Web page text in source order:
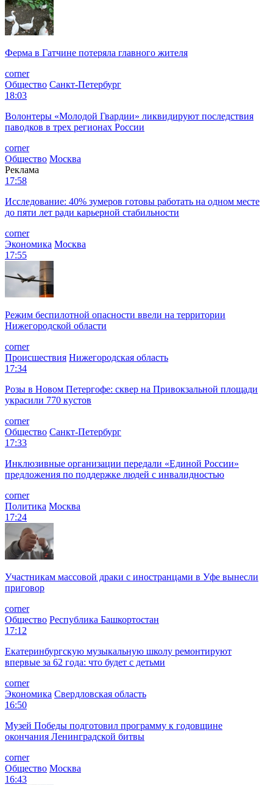
Ферма в Гатчине потеряла главного жителя
corner
Общество Санкт-Петербург
18:03
Волонтеры «Молодой Гвардии» ликвидируют последствия
паводков в трех регионах России
corner
Общество Москва
Реклама
17:58
Исследование: 40% зумеров готовы работать на одном месте
до пяти лет ради карьерной стабильности
corner
Экономика Москва
17:55
Режим беспилотной опасности ввели на территории
Нижегородской области
corner
Происшествия Нижегородская область
17:34
Розы в Новом Петергофе: сквер на Привокзальной площади
украсили 770 кустов
corner
Общество Санкт-Петербург
17:33
Инклюзивные организации передали «Единой России»
предложения по поддержке людей с инвалидностью
corner
Политика Москва
17:24
Участникам массовой драки с иностранцами в Уфе вынесли
приговор
corner
Общество Республика Башкортостан
17:12
Екатеринбургскую музыкальную школу ремонтируют
впервые за 62 года: что будет с детьми
corner
Экономика Свердловская область
16:50
Музей Победы подготовил программу к годовщине
окончания Ленинградской битвы
corner
Общество Москва
16:43